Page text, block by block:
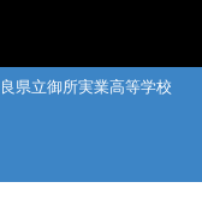
県立御所実業高等学校